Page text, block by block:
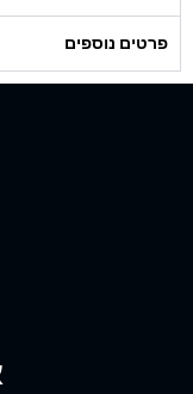
פרטים נוספים